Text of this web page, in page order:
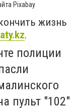
Pixabay
жизнь
.
полиции
пульт "102"